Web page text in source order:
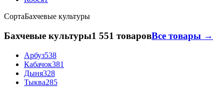
СортаБахчевые культуры
Бахчевые культуры1 551 товаровВсе товары →
Арбуз538
Кабачок381
Дыня328
Тыква285